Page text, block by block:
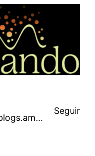
@ribadeando@blogs.amarinha.gal
Seguir